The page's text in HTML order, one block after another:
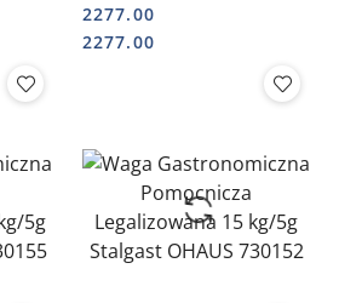
Stalgast OHAUS 730155
Cena:
2277.00
Cena:
2277.00